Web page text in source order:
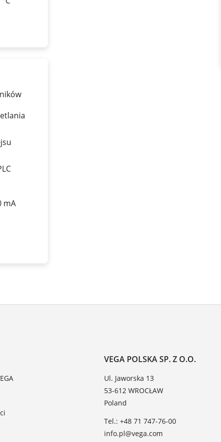
mA
VEGA POLSKA SP. Z O.O.
Ul. Jaworska 13
53-612 WROCŁAW
Poland
Tel.: +48 71 747-76-00
info.pl@vega.com